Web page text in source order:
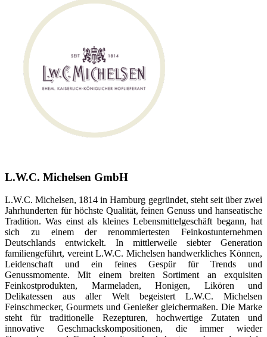
L.W.C. Michelsen GmbH
L.W.C. Michelsen, 1814 in Hamburg gegründet, steht seit über zwei
Jahrhunderten für höchste Qualität, feinen Genuss und hanseatische
Tradition. Was einst als kleines Lebensmittelgeschäft begann, hat
sich zu einem der renommiertesten Feinkostunternehmen
Deutschlands entwickelt. In mittlerweile siebter Generation
familiengeführt, vereint L.W.C. Michelsen handwerkliches Können,
Leidenschaft und ein feines Gespür für Trends und
Genussmomente. Mit einem breiten Sortiment an exquisiten
Feinkostprodukten, Marmeladen, Honigen, Likören und
Delikatessen aus aller Welt begeistert L.W.C. Michelsen
Feinschmecker, Gourmets und Genießer gleichermaßen. Die Marke
steht für traditionelle Rezepturen, hochwertige Zutaten und
innovative Geschmackskompositionen, die immer wieder